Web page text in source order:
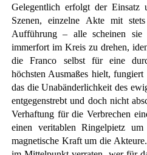
Gelegentlich erfolgt der Einsatz
Szenen, einzelne Akte mit
Aufführung – alle scheinen
immerfort im Kreis zu drehen,
die Franco selbst für eine
höchsten Ausmaßes hielt,
das die Unabänderlichkeit des
entgegenstrebt und doch nicht
Verhaftung für die Verbrechen
einen veritablen Ringelpietz
magnetische Kraft um die